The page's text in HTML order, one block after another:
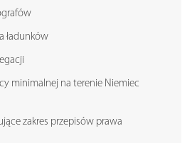
ładunków
minimalnej na terenie Niemiec
zakres przepisów prawa